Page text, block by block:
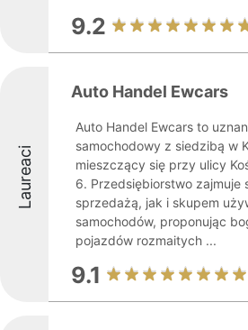
9.2
Laureaci
Auto Handel Ewcars
Auto Handel Ewcars to
samochodowy z siedzibą w
mieszczący się przy ulicy
6. Przedsiębiorstwo zajmuje
sprzedażą, jak i skupem
samochodów, proponując
pojazdów rozmaitych ...
9.1